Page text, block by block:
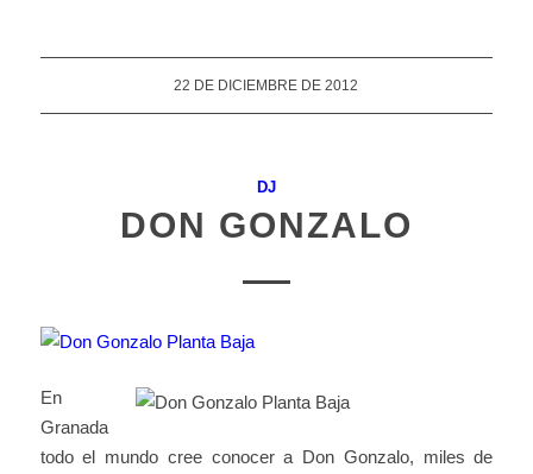
22 DE DICIEMBRE DE 2012
DJ
DON GONZALO
En
Granada
todo el mundo cree conocer a Don Gonzalo, miles de